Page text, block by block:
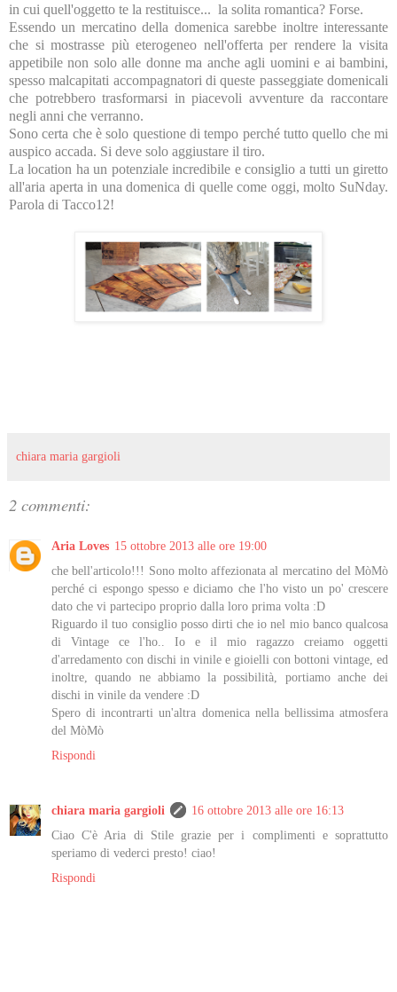
in cui quell'oggetto te la restituisce... la solita romantica? Forse.
Essendo un mercatino della domenica sarebbe inoltre interessante
che si mostrasse più eterogeneo nell'offerta per rendere la visita
appetibile non solo alle donne ma anche agli uomini e ai bambini,
spesso malcapitati accompagnatori di queste passeggiate domenicali
che potrebbero trasformarsi in piacevoli avventure da raccontare
negli anni che verranno.
Sono certa che è solo questione di tempo perché tutto quello che mi
auspico accada. Si deve solo aggiustare il tiro.
La location ha un potenziale incredibile e consiglio a tutti un giretto
all'aria aperta in una domenica di quelle come oggi, molto SuNday.
Parola di Tacco12!
chiara maria gargioli
2 commenti:
Aria Loves 15 ottobre 2013 alle ore 19:00
che bell'articolo!!! Sono molto affezionata al mercatino del MòMò
perché ci espongo spesso e diciamo che l'ho visto un po' crescere
dato che vi partecipo proprio dalla loro prima volta :D
Riguardo il tuo consiglio posso dirti che io nel mio banco qualcosa
di Vintage ce l'ho.. Io e il mio ragazzo creiamo oggetti
d'arredamento con dischi in vinile e gioielli con bottoni vintage, ed
inoltre, quando ne abbiamo la possibilità, portiamo anche dei
dischi in vinile da vendere :D
Spero di incontrarti un'altra domenica nella bellissima atmosfera
del MòMò
Rispondi
chiara maria gargioli
16 ottobre 2013 alle ore 16:13
Ciao C'è Aria di Stile grazie per i complimenti e soprattutto
speriamo di vederci presto! ciao!
Rispondi